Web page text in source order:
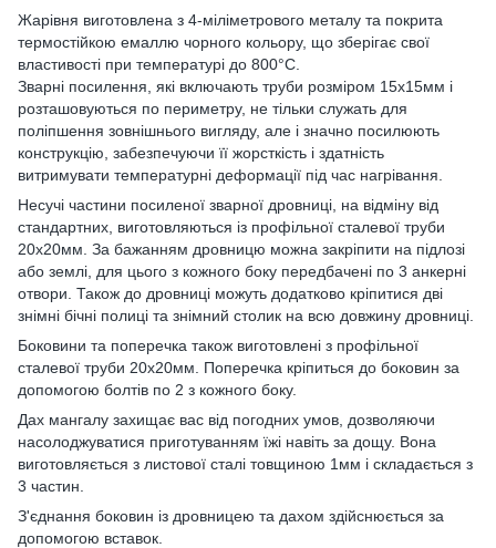
Жарівня виготовлена ​​з 4-міліметрового металу та покрита
термостійкою емаллю чорного кольору, що зберігає свої
властивості при температурі до 800°C.
Зварні посилення, які включають труби розміром 15х15мм і
розташовуються по периметру, не тільки служать для
поліпшення зовнішнього вигляду, але і значно посилюють
конструкцію, забезпечуючи її жорсткість і здатність
витримувати температурні деформації під час нагрівання.
Несучі частини посиленої зварної дровниці, на відміну від
стандартних, виготовляються із профільної сталевої труби
20х20мм. За бажанням дровницю можна закріпити на підлозі
або землі, для цього з кожного боку передбачені по 3 анкерні
отвори. Також до дровниці можуть додатково кріпитися дві
знімні бічні полиці та знімний столик на всю довжину дровниці.
Боковини та поперечка також виготовлені з профільної
сталевої труби 20х20мм. Поперечка кріпиться до боковин за
допомогою болтів по 2 з кожного боку.
Дах мангалу захищає вас від погодних умов, дозволяючи
насолоджуватися приготуванням їжі навіть за дощу. Вона
виготовляється з листової сталі товщиною 1мм і складається з
3 частин.
З'єднання боковин із дровницею та дахом здійснюється за
допомогою вставок.